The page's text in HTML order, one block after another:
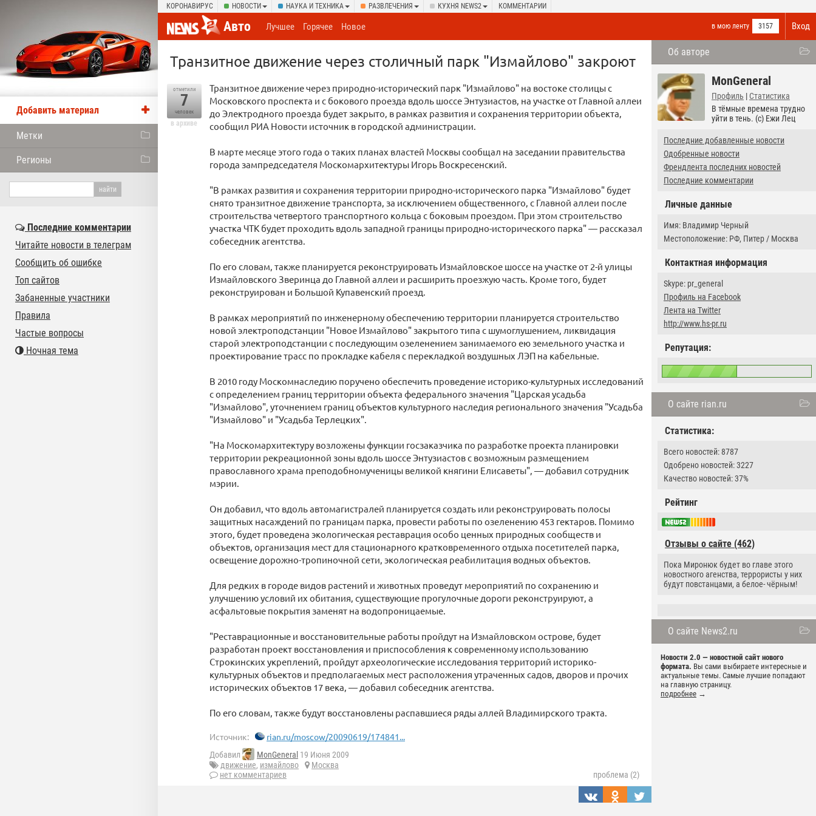
КОРОНАВИРУС НОВОСТИ НАУКА И ТЕХНИКА РАЗВЛЕЧЕНИЯ КУХНЯ NEWS2 КОММЕНТАРИИ
Вход
Авто в мою ленту 3157
Лучшее Горячее Новое
Об авторе
MonGeneral
Профиль | Статистика
В тёмные времена трудно
уйти в тень. (c) Ежи Лец
Последние добавленные новости
Одобренные новости
Френдлента последних новостей
Последние комментарии
Личные данные
Имя: Владимир Черный
Местоположение: РФ, Питер / Москва
Контактная информация
Skype: pr_general
Профиль на Facebook
Лента на Twitter
http://www.hs-pr.ru
Репутация:
О сайте rian.ru
Статистика:
Всего новостей: 8787
Одобрено новостей: 3227
Качество новостей: 37%
Рейтинг
Отзывы о сайте (462)
Пока Миронюк будет во главе этого
новостного агенства, террористы у них
будут повстанцами, а белое- чёрным!
О сайте News2.ru
Новости 2.0 — новостной сайт нового
формата. Вы сами выбираете интересные и
актуальные темы. Самые лучшие попадают
на главную страницу.
подробнее →
Транзитное движение через столичный парк "Измайлово" закроют
отметили
7
человек
в архиве
Транзитное движение через природно-исторический парк "Измайлово" на востоке столицы с
Московского проспекта и с бокового проезда вдоль шоссе Энтузиастов, на участке от Главной аллеи
до Электродного проезда будет закрыто, в рамках развития и сохранения территории объекта,
сообщил РИА Новости источник в городской администрации.
В марте месяце этого года о таких планах властей Москвы сообщал на заседании правительства
города зампредседателя Москомархитектуры Игорь Воскресенский.
"В рамках развития и сохранения территории природно-исторического парка "Измайлово" будет
снято транзитное движение транспорта, за исключением общественного, с Главной аллеи после
строительства четвертого транспортного кольца с боковым проездом. При этом строительство
участка ЧТК будет проходить вдоль западной границы природно-исторического парка" — рассказал
собеседник агентства.
По его словам, также планируется реконструировать Измайловское шоссе на участке от 2-й улицы
Измайловского Зверинца до Главной аллеи и расширить проезжую часть. Кроме того, будет
реконструирован и Большой Купавенский проезд.
В рамках мероприятий по инженерному обеспечению территории планируется строительство
новой электроподстанции "Новое Измайлово" закрытого типа с шумоглушением, ликвидация
старой электроподстанции с последующим озеленением занимаемого ею земельного участка и
проектирование трасс по прокладке кабеля с перекладкой воздушных ЛЭП на кабельные.
В 2010 году Москомнаследию поручено обеспечить проведение историко-культурных исследований
с определением границ территории объекта федерального значения "Царская усадьба
"Измайлово", уточнением границ объектов культурного наследия регионального значения "Усадьба
"Измайлово" и "Усадьба Терлецких".
"На Москомархитектуру возложены функции госзаказчика по разработке проекта планировки
территории рекреационной зоны вдоль шоссе Энтузиастов с возможным размещением
православного храма преподобномученицы великой княгини Елисаветы", — добавил сотрудник
мэрии.
Он добавил, что вдоль автомагистралей планируется создать или реконструировать полосы
защитных насаждений по границам парка, провести работы по озеленению 453 гектаров. Помимо
этого, будет проведена экологическая реставрация особо ценных природных сообществ и
объектов, организация мест для стационарного кратковременного отдыха посетителей парка,
освещение дорожно-тропиночной сети, экологическая реабилитация водных объектов.
Для редких в городе видов растений и животных проведут мероприятий по сохранению и
улучшению условий их обитания, существующие прогулочные дороги реконструируют, а
асфальтовые покрытия заменят на водопроницаемые.
"Реставрационные и восстановительные работы пройдут на Измайловском острове, будет
разработан проект восстановления и приспособления к современному использованию
Строкинских укреплений, пройдут археологические исследования территорий историко-
культурных объектов и предполагаемых мест расположения утраченных садов, дворов и прочих
исторических объектов 17 века, — добавил собеседник агентства.
По его словам, также будут восстановлены распавшиеся ряды аллей Владимирского тракта.
Источник: rian.ru/moscow/20090619/174841...
Добавил MonGeneral 19 Июня 2009
движение, измайлово
Москва
нет комментариев
проблема (2)
Добавить материал
Метки
Регионы
Последние комментарии
Читайте новости в телеграм
Сообщить об ошибке
Топ сайтов
Забаненные участники
Правила
Частые вопросы
Ночная тема